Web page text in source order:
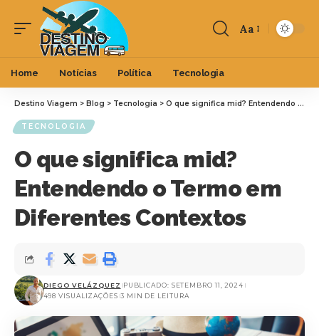
Aa
Home Notícias Política Tecnologia
Destino Viagem > Blog > Tecnologia > O que significa mid? Entendendo o Termo em Diferentes Contextos
TECNOLOGIA
O que significa mid?
Entendendo o Termo em
Diferentes Contextos
DIEGO VELÁZQUEZ PUBLICADO: SETEMBRO 11, 2024
498 VISUALIZAÇÕES 3 MIN DE LEITURA